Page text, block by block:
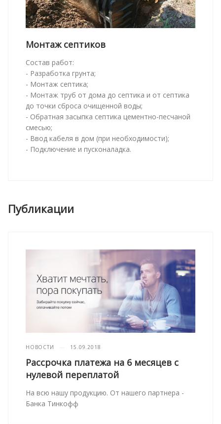
Монтаж септиков
Состав работ:
- Разработка грунта;
- Монтаж септика;
- Монтаж труб от дома до септика и от септика
до точки сброса очищенной воды;
- Обратная засыпка септика цементно-песчаной
смесью;
- Ввод кабеля в дом (при необходимости);
- Подключение и пусконаладка.
Публикации
НОВОСТИ 15.09.2018
Рассрочка платежа на 6 месяцев с
нулевой переплатой
На всю нашу продукцию. От нашего партнера -
Банка Тинкофф